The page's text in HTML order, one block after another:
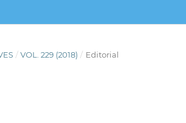
/ VOL. 229 (2018) / Editorial